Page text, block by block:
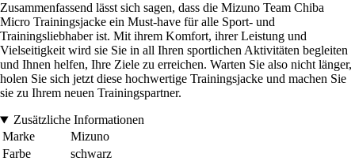
Zusammenfassend lässt sich sagen, dass die Mizuno Team Chiba
Micro Trainingsjacke ein Must-have für alle Sport- und
Trainingsliebhaber ist. Mit ihrem Komfort, ihrer Leistung und
Vielseitigkeit wird sie Sie in all Ihren sportlichen Aktivitäten begleiten
und Ihnen helfen, Ihre Ziele zu erreichen. Warten Sie also nicht länger,
holen Sie sich jetzt diese hochwertige Trainingsjacke und machen Sie
sie zu Ihrem neuen Trainingspartner.
Zusätzliche Informationen
Marke
Mizuno
Farbe
schwarz